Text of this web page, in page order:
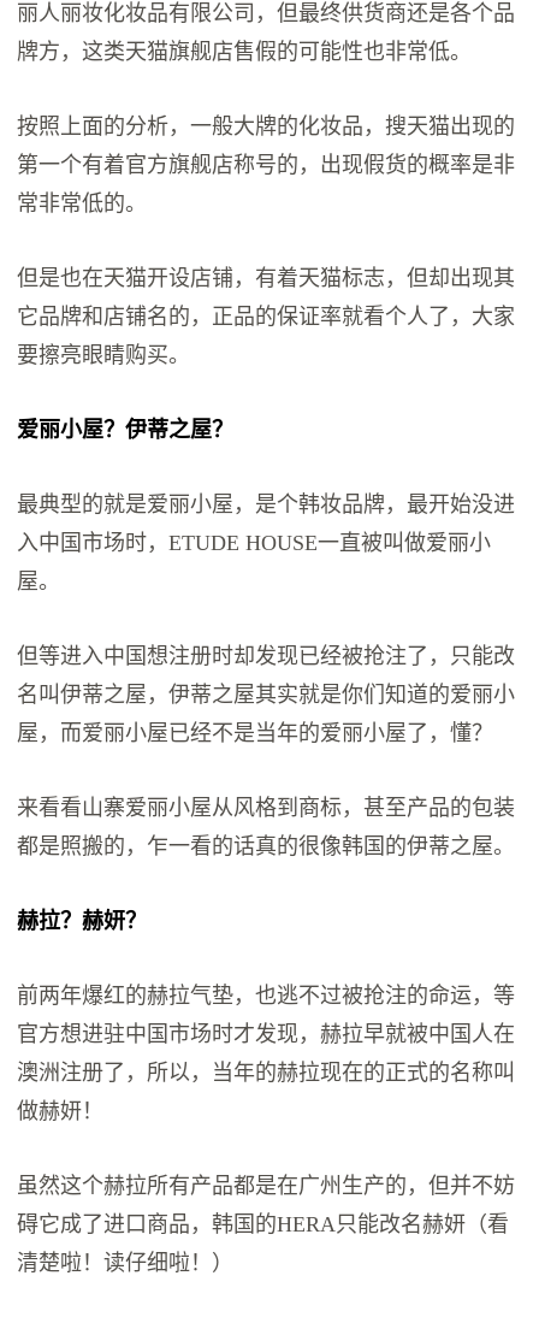
丽人丽妆化妆品有限公司，但最终供货商还是各个品
牌方，这类天猫旗舰店售假的可能性也非常低。
按照上面的分析，一般大牌的化妆品，搜天猫出现的
第一个有着官方旗舰店称号的，出现假货的概率是非
常非常低的。
但是也在天猫开设店铺，有着天猫标志，但却出现其
它品牌和店铺名的，正品的保证率就看个人了，大家
要擦亮眼睛购买。
爱丽小屋？伊蒂之屋？
最典型的就是爱丽小屋，是个韩妆品牌，最开始没进
入中国市场时，ETUDE HOUSE一直被叫做爱丽小
屋。
但等进入中国想注册时却发现已经被抢注了，只能改
名叫伊蒂之屋，伊蒂之屋其实就是你们知道的爱丽小
屋，而爱丽小屋已经不是当年的爱丽小屋了，懂？
来看看山寨爱丽小屋从风格到商标，甚至产品的包装
都是照搬的，乍一看的话真的很像韩国的伊蒂之屋。
赫拉？赫妍？
前两年爆红的赫拉气垫，也逃不过被抢注的命运，等
官方想进驻中国市场时才发现，赫拉早就被中国人在
澳洲注册了，所以，当年的赫拉现在的正式的名称叫
做赫妍！
虽然这个赫拉所有产品都是在广州生产的，但并不妨
碍它成了进口商品，韩国的HERA只能改名赫妍（看
清楚啦！读仔细啦！）